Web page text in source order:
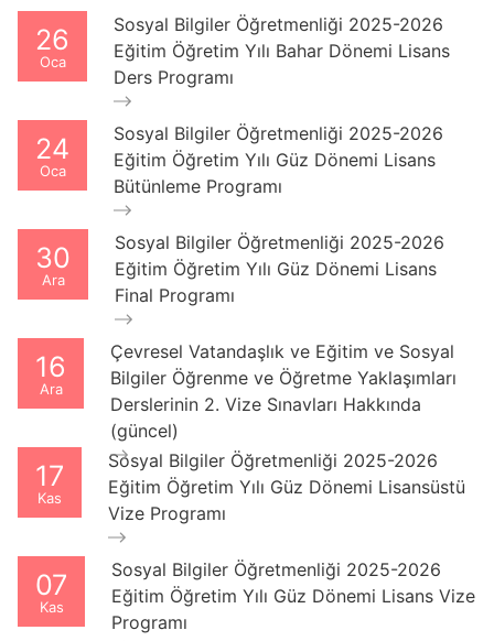
26
Oca
Sosyal Bilgiler Öğretmenliği 2025-2026
Eğitim Öğretim Yılı Bahar Dönemi Lisans
Ders Programı
24
Oca
Sosyal Bilgiler Öğretmenliği 2025-2026
Eğitim Öğretim Yılı Güz Dönemi Lisans
Bütünleme Programı
30
Ara
Sosyal Bilgiler Öğretmenliği 2025-2026
Eğitim Öğretim Yılı Güz Dönemi Lisans
Final Programı
16
Ara
Çevresel Vatandaşlık ve Eğitim ve Sosyal
Bilgiler Öğrenme ve Öğretme Yaklaşımları
Derslerinin 2. Vize Sınavları Hakkında
(güncel)
17
Kas
Sosyal Bilgiler Öğretmenliği 2025-2026
Eğitim Öğretim Yılı Güz Dönemi Lisansüstü
Vize Programı
07
Kas
Sosyal Bilgiler Öğretmenliği 2025-2026
Eğitim Öğretim Yılı Güz Dönemi Lisans Vize
Programı